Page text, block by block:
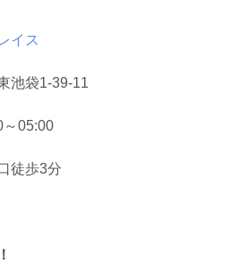
イス
池袋1-39-11
～05:00
徒歩3分